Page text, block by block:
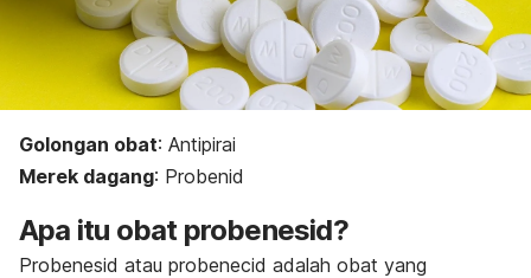
Golongan obat: Antipirai
Merek dagang: Probenid
Apa itu obat probenesid?
Probenesid atau probenecid adalah obat yang